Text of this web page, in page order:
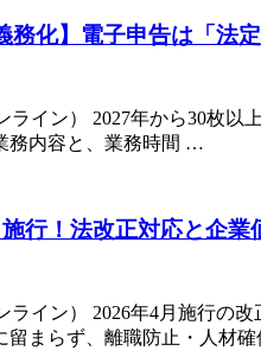
務化】電子申告は「
イン） 2027年から30枚
務内容と、業務時間 …
行！法改正対応と企
イン） 2026年4月施行の
留まらず、離職防止・人材